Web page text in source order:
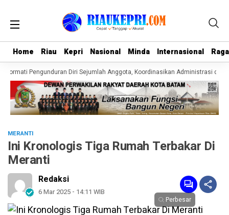
Home Riau Kepri Nasional Minda Internasional
Home Riau Kepri Nasional Minda Internasional
Hormati Pengunduran Diri Sejumlah Anggota, Koordinasikan Administrasi
MERANTI
Ini Kronologis Tiga Rumah Terbakar Di
Meranti
Redaksi
6 Mar 2025 - 14:11 WIB
Perbesar